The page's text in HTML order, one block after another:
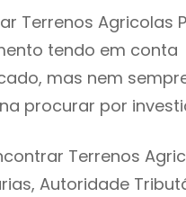
Terrenos Agricolas
tendo em
mas nem
procurar por
Terrenos
Autoridade